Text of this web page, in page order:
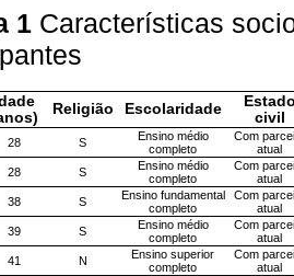
1 Características
Religião Escolaridade
civil
28 S
Ensino médio
completo
Com
atual
28 S
Ensino médio
completo
Com
atual
38 S
Ensino fundamental
completo
Com
atual
39 S
Ensino médio
completo
Com
atual
41 N
Ensino superior
completo
Com
atual